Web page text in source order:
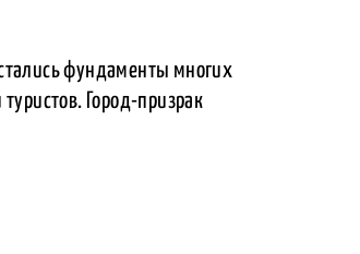
фундаменты многих
Город-призрак